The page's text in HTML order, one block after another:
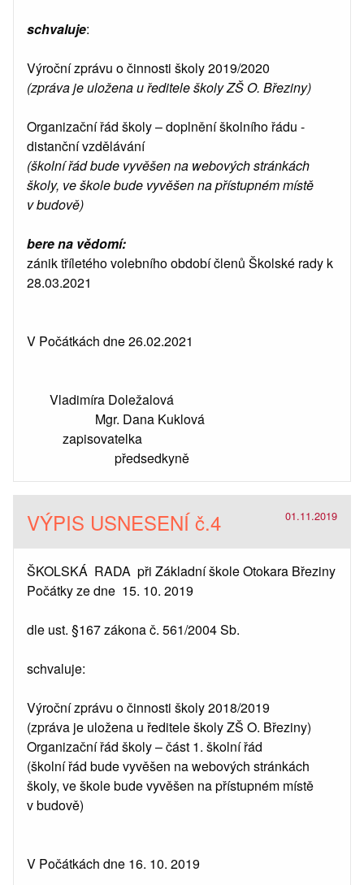
schvaluje:
Výroční zprávu o činnosti školy 2019/2020
(zpráva je uložena u ředitele školy ZŠ O. Březiny)
Organizační řád školy – doplnění školního řádu -
distanční vzdělávání
(školní řád bude vyvěšen na webových stránkách
školy, ve škole bude vyvěšen na přístupném místě
v budově)
bere na vědomí:
zánik tříletého volebního období členů Školské rady k
28.03.2021
V Počátkách dne 26.02.2021
Vladimíra Doležalová
Mgr. Dana Kuklová
zapisovatelka
předsedkyně
VÝPIS USNESENÍ č.4 01.11.2019
ŠKOLSKÁ RADA při Základní škole Otokara Březiny
Počátky ze dne 15. 10. 2019
dle ust. §167 zákona č. 561/2004 Sb.
schvaluje:
Výroční zprávu o činnosti školy 2018/2019
(zpráva je uložena u ředitele školy ZŠ O. Březiny)
Organizační řád školy – část 1. školní řád
(školní řád bude vyvěšen na webových stránkách
školy, ve škole bude vyvěšen na přístupném místě
v budově)
V Počátkách dne 16. 10. 2019